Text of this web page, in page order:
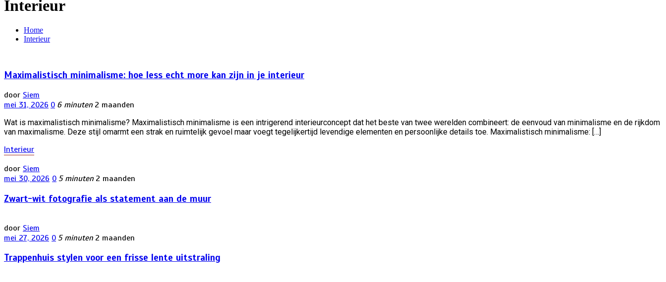
Interieur
Home
Interieur
Maximalistisch minimalisme: hoe less echt more kan zijn in je interieur
door Siem
mei 31, 2026 0 6 minuten 2 maanden
Wat is maximalistisch minimalisme? Maximalistisch minimalisme is een intrigerend interieurconcept dat het beste van twee werelden combineert: de eenvoud van minimalisme en de rijkdom
van maximalisme. Deze stijl omarmt een strak en ruimtelijk gevoel maar voegt tegelijkertijd levendige elementen en persoonlijke details toe. Maximalistisch minimalisme: […]
Interieur
door Siem
mei 30, 2026 0 5 minuten 2 maanden
Zwart-wit fotografie als statement aan de muur
door Siem
mei 27, 2026 0 5 minuten 2 maanden
Trappenhuis stylen voor een frisse lente uitstraling